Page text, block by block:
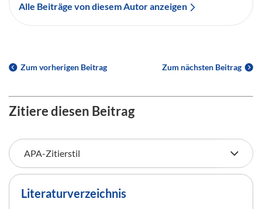
Alle Beiträge von diesem Autor anzeigen
Zum vorherigen Beitrag Zum nächsten Beitrag
Zitiere diesen Beitrag
Literaturverzeichnis